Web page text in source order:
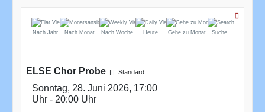
Nach Jahr Nach Monat Nach Woche Heute Gehe zu Monat Suche
ELSE Chor Probe ||| Standard
Sonntag, 28. Juni 2026, 17:00
Uhr - 20:00 Uhr